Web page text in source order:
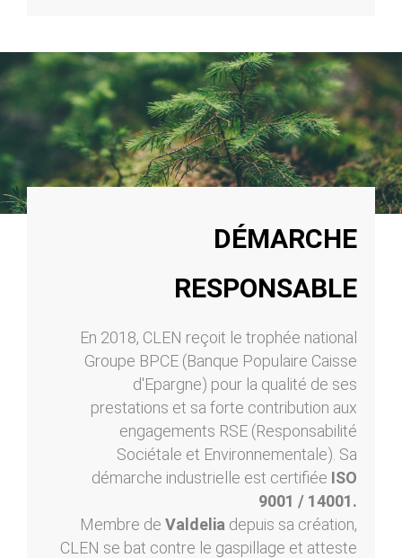
DÉMARCHE
RESPONSABLE
En 2018, CLEN reçoit le trophée national
Groupe BPCE (Banque Populaire Caisse
d'Epargne) pour la qualité de ses
prestations et sa forte contribution aux
engagements RSE (Responsabilité
Sociétale et Environnementale). Sa
démarche industrielle est certifiée ISO
9001 / 14001.
Membre de Valdelia depuis sa création,
CLEN se bat contre le gaspillage et atteste